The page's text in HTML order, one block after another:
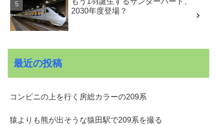
2030年度登場？
最近の投稿
コンビニの上を行く房総カラーの209系
猿よりも熊が出そうな猿田駅で209系を撮る